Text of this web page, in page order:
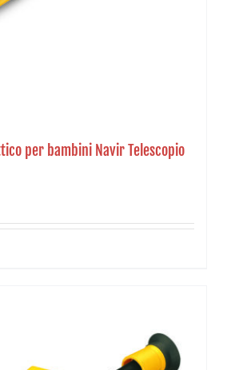
per bambini Navir Telescopio